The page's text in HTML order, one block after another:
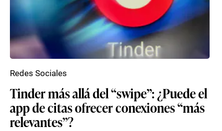
Tinder más allá del “swipe”: ¿Puede el
app de citas ofrecer conexiones “más
relevantes”?
Redes Sociales